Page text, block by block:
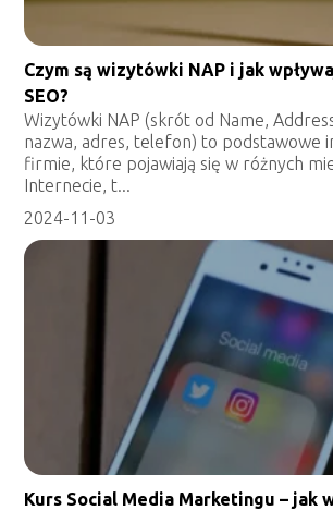
Czym są wizytówki NAP i jak
SEO?
Wizytówki NAP (skrót od Name,
nazwa, adres, telefon) to podstawowe
firmie, które pojawiają się w różnych
Internecie, t...
2024-11-03
Kurs Social Media Marketingu – jak